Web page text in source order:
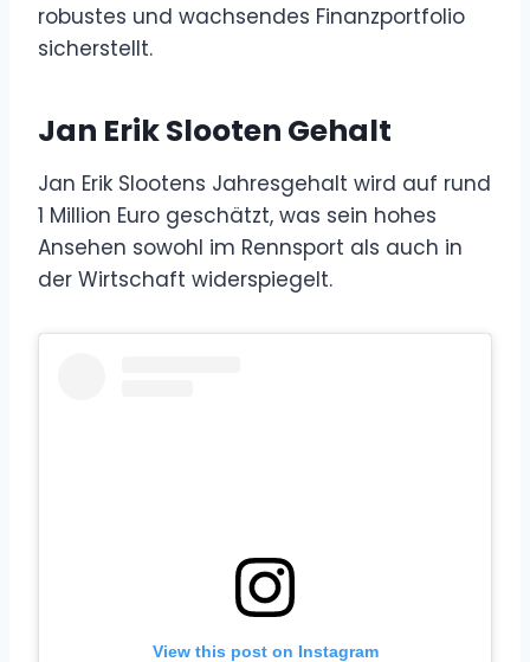
robustes und wachsendes Finanzportfolio
sicherstellt.
Jan Erik Slooten Gehalt
Jan Erik Slootens Jahresgehalt wird auf rund
1 Million Euro geschätzt, was sein hohes
Ansehen sowohl im Rennsport als auch in
der Wirtschaft widerspiegelt.
View this post on Instagram